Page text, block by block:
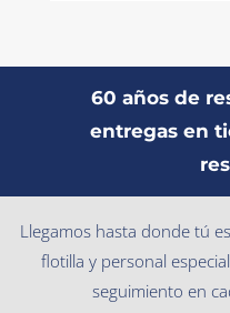
60 años de
entregas en
Llegamos hasta donde tú
flotilla y personal
seguimiento en